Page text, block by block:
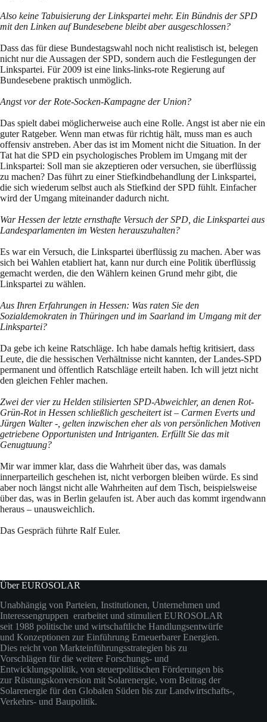
Also keine Tabuisierung der Linkspartei mehr. Ein Bündnis der SPD
mit den Linken auf Bundesebene bleibt aber ausgeschlossen?
Dass das für diese Bundestagswahl noch nicht realistisch ist, belegen
nicht nur die Aussagen der SPD, sondern auch die Festlegungen der
Linkspartei. Für 2009 ist eine links-links-rote Regierung auf
Bundesebene praktisch unmöglich.
Angst vor der Rote-Socken-Kampagne der Union?
Das spielt dabei möglicherweise auch eine Rolle. Angst ist aber nie ein
guter Ratgeber. Wenn man etwas für richtig hält, muss man es auch
offensiv anstreben. Aber das ist im Moment nicht die Situation. In der
Tat hat die SPD ein psychologisches Problem im Umgang mit der
Linkspartei: Soll man sie akzeptieren oder versuchen, sie überflüssig
zu machen? Das führt zu einer Stiefkindbehandlung der Linkspartei,
die sich wiederum selbst auch als Stiefkind der SPD fühlt. Einfacher
wird der Umgang miteinander dadurch nicht.
War Hessen der letzte ernsthafte Versuch der SPD, die Linkspartei aus
Landesparlamenten im Westen herauszuhalten?
Es war ein Versuch, die Linkspartei überflüssig zu machen. Aber was
sich bei Wahlen etabliert hat, kann nur durch eine Politik überflüssig
gemacht werden, die den Wählern keinen Grund mehr gibt, die
Linkspartei zu wählen.
Aus Ihren Erfahrungen in Hessen: Was raten Sie den
Sozialdemokraten in Thüringen und im Saarland im Umgang mit der
Linkspartei?
Da gebe ich keine Ratschläge. Ich habe damals heftig kritisiert, dass
Leute, die die hessischen Verhältnisse nicht kannten, der Landes-SPD
permanent und öffentlich Ratschläge erteilt haben. Ich will jetzt nicht
den gleichen Fehler machen.
Zwei der vier zu Helden stilisierten SPD-Abweichler, an denen Rot-
Grün-Rot in Hessen schließlich gescheitert ist – Carmen Everts und
Jürgen Walter -, gelten inzwischen eher als von persönlichen Motiven
getriebene Opportunisten und Intriganten. Erfüllt Sie das mit
Genugtuung?
Mir war immer klar, dass die Wahrheit über das, was damals
innerparteilich geschehen ist, nicht verborgen bleiben würde. Es sind
aber noch längst nicht alle Wahrheiten auf dem Tisch, beispielsweise
über das, was in Berlin gelaufen ist. Aber auch das kommt irgendwann
heraus – unausweichlich.
Das Gespräch führte Ralf Euler.
Über EUROSOLAR
Unabhängig von Parteien, Institutionen, Unternehmen und
Interessengruppen erarbeitet und stimuliert EUROSOLAR
seit 1988 politische und wirtschaftliche Handlungsentwürfe
und Konzeptionen zur Einführung Erneuerbarer Energien.
Dies reicht von Markteinführungsstrategien bis zu
Vorschlägen für die weitere Forschungs- und
Entwicklungspolitik, von steuerpolitischen Förderungen bis
zur Rüstungskonversion mit Solarenergie, vom Beitrag der
Solarenergie für den Globalen Süden bis zur Landwirtschafts-,
Verkehrs- und Baupolitik.